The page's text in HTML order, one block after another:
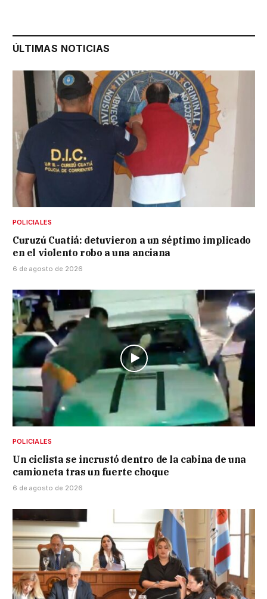
ÚLTIMAS NOTICIAS
POLICIALES
Curuzú Cuatiá: detuvieron a un séptimo implicado
en el violento robo a una anciana
6 de agosto de 2026
POLICIALES
Un ciclista se incrustó dentro de la cabina de una
camioneta tras un fuerte choque
6 de agosto de 2026